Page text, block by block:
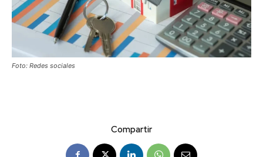
Foto: Redes sociales
Compartir